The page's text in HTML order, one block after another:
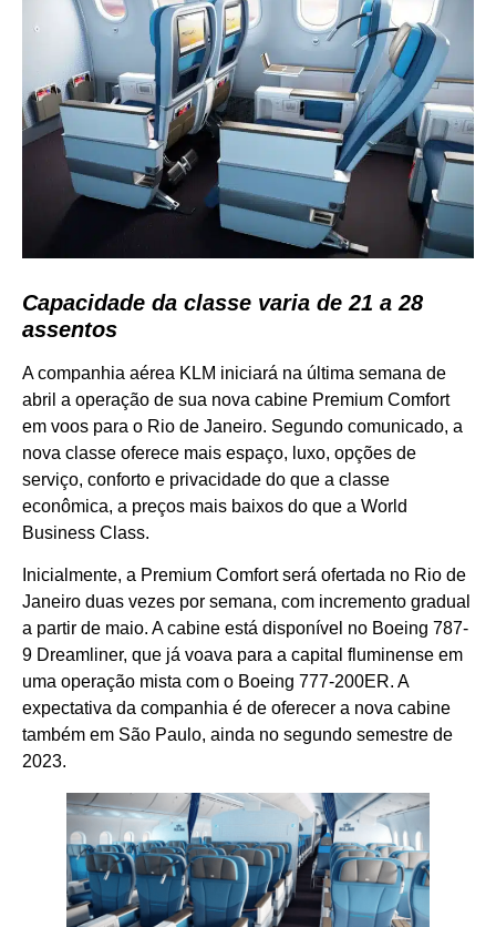
Capacidade da classe varia de 21 a 28
assentos
A companhia aérea KLM iniciará na última semana de
abril a operação de sua nova cabine Premium Comfort
em voos para o Rio de Janeiro. Segundo comunicado, a
nova classe oferece mais espaço, luxo, opções de
serviço, conforto e privacidade do que a classe
econômica, a preços mais baixos do que a World
Business Class.
Inicialmente, a Premium Comfort será ofertada no Rio de
Janeiro duas vezes por semana, com incremento gradual
a partir de maio. A cabine está disponível no Boeing 787-
9 Dreamliner, que já voava para a capital fluminense em
uma operação mista com o Boeing 777-200ER. A
expectativa da companhia é de oferecer a nova cabine
também em São Paulo, ainda no segundo semestre de
2023.